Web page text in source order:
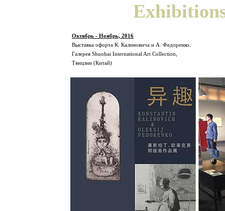
Октябрь - Ноябрь, 2016
Выставка офорта К. Калиновича и А. Федоренко.
Галерея Shuohai International Art Collection,
Тянцзин (Китай)